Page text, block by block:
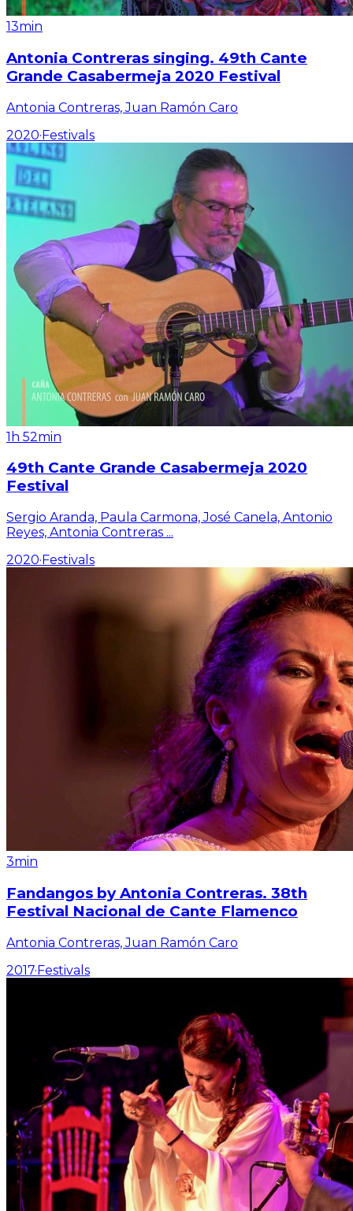
13min
Antonia Contreras singing. 49th Cante
Grande Casabermeja 2020 Festival
Antonia Contreras, Juan Ramón Caro
2020·Festivals
1h 52min
49th Cante Grande Casabermeja 2020
Festival
Sergio Aranda, Paula Carmona, José Canela, Antonio
Reyes, Antonia Contreras ...
2020· Festivals
3min
Fandangos by Antonia Contreras. 38th
Festival Nacional de Cante Flamenco
Antonia Contreras, Juan Ramón Caro
2017·Festivals